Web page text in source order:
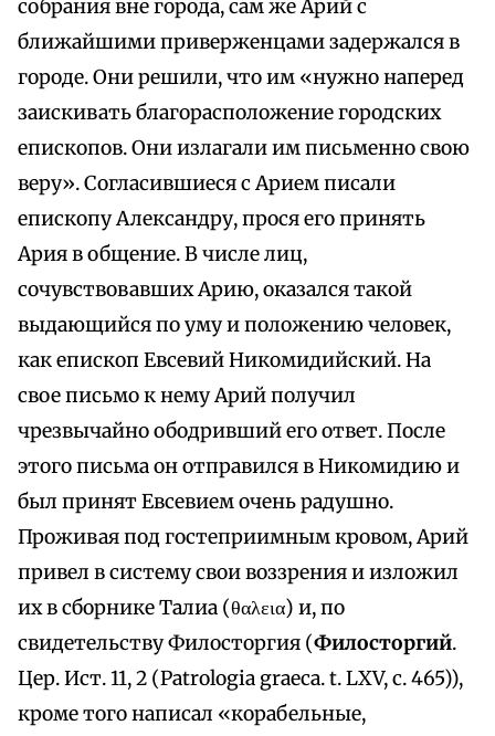
собрания вне города, сам же Арий с
ближайшими приверженцами задержался в
городе. Они решили, что им «нужно наперед
заискивать благорасположение городских
епископов. Они излагали им письменно свою
веру». Согласившиеся с Арием писали
епископу Александру, прося его принять
Ария в общение. В числе лиц,
сочувствовавших Арию, оказался такой
выдающийся по уму и положению человек,
как епископ Евсевий Никомидийский. На
свое письмо к нему Арий получил
чрезвычайно ободривший его ответ. После
этого письма он отправился в Никомидию и
был принят Евсевием очень радушно.
Проживая под гостеприимным кровом, Арий
привел в систему свои воззрения и изложил
их в сборнике Талиа (θαλεια) и, по
свидетельству Филосторгия (Филосторгий.
Цер. Ист. 11, 2 (Patrologia graeca. t. LXV, с. 465)),
кроме того написал «корабельные,